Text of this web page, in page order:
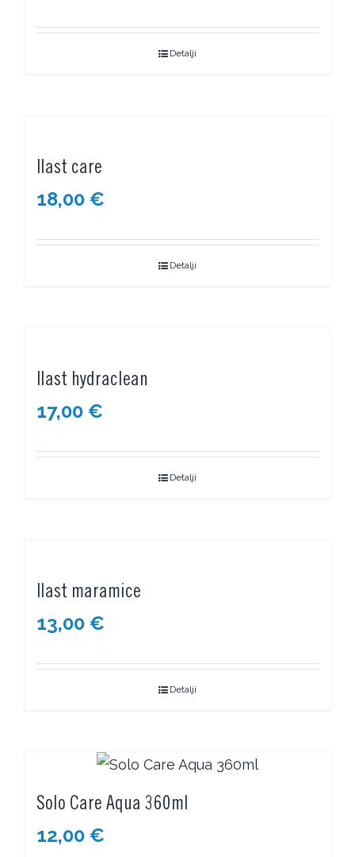
Detalji
Ilast care
18,00 €
Detalji
Ilast hydraclean
17,00 €
Detalji
Ilast maramice
13,00 €
Detalji
Solo Care Aqua 360ml
12,00 €